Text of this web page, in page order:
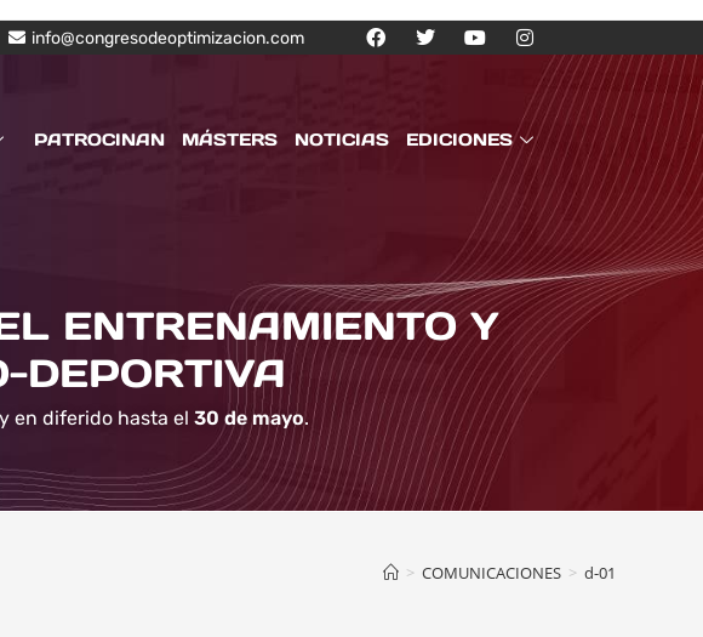
info@congresodeoptimizacion.com
PATROCINAN MÁSTERS NOTICIAS EDICIONES
ENTRENAMIENTO Y
DEPORTIVA
en diferido hasta el 30 de mayo.
> COMUNICACIONES > d-01